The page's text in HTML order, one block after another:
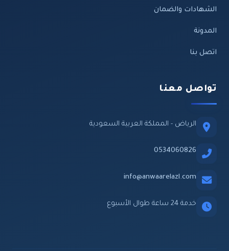
الشهادات والضمان
المدونة
اتصل بنا
تواصل معنا
الرياض - المملكة العربية السعودية
0534060826
info@anwaarelazl.com
خدمة 24 ساعة طوال الأسبوع